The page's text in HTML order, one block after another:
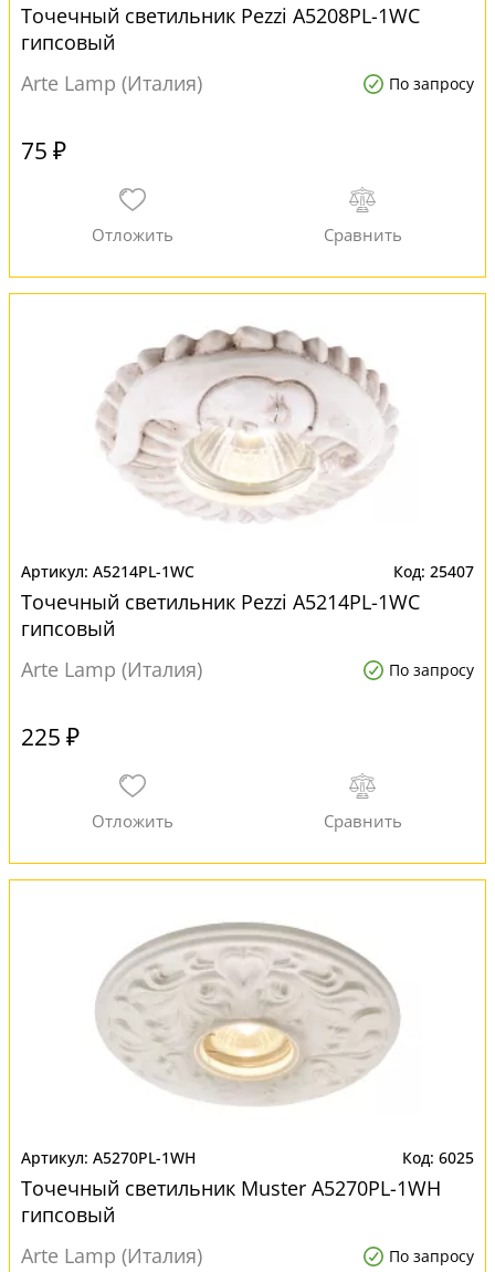
Точечный светильник Pezzi A5208PL-1WC
гипсовый
Arte Lamp (Италия)
По запросу
75 ₽
A5214PL-1WC 25407
Точечный светильник Pezzi A5214PL-1WC
гипсовый
Arte Lamp (Италия)
По запросу
225 ₽
A5270PL-1WH 6025
Точечный светильник Muster A5270PL-1WH
гипсовый
Arte Lamp (Италия)
По запросу